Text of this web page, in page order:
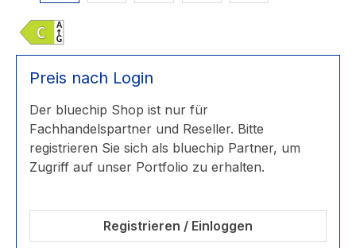
Preis nach Login
Der bluechip Shop ist nur für
Fachhandelspartner und Reseller. Bitte
registrieren Sie sich als bluechip Partner, um
Zugriff auf unser Portfolio zu erhalten.
Registrieren / Einloggen